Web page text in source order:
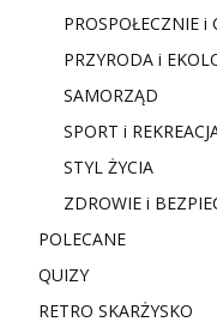
PROSPOŁECZNIE i
PRZYRODA i
SAMORZĄD
SPORT i
STYL ŻYCIA
ZDROWIE i
POLECANE
QUIZY
RETRO SKARŻYSKO